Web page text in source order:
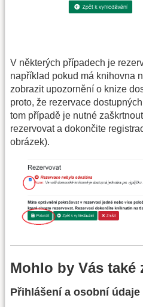
V některých případech je
například pokud má knihovna
zobrazit upozornění o knize
proto, že rezervace
tom případě je nutné
rezervovat a dokončite
obrázek).
Mohlo by Vás také
Přihlášení a osobní údaje